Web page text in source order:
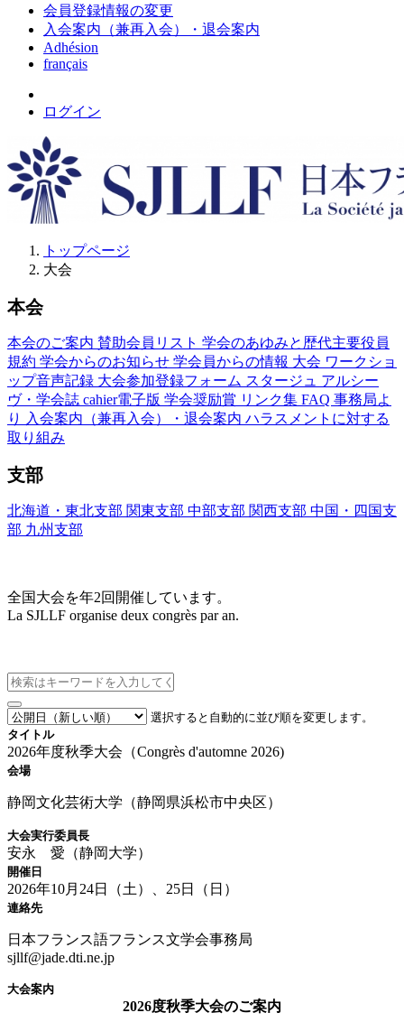
会員登録情報の変更
入会案内（兼再入会）・退会案内
Adhésion
français
ログイン
トップページ
大会
本会
本会のご案内 賛助会員リスト 学会のあゆみと歴代主要役員
規約 学会からのお知らせ 学会員からの情報 大会 ワークショ
ップ音声記録 大会参加登録フォーム スタージュ アルシー
ヴ・学会誌 cahier電子版 学会奨励賞 リンク集 FAQ 事務局よ
り
入会案内（兼再入会）・退会案内 ハラスメントに対する
取り組み
支部
北海道・東北支部 関東支部 中部支部 関西支部 中国・四国支
部 九州支部
全国大会を年2回開催しています。
La SJLLF organise deux congrès par an.
選択すると自動的に並び順を変更します。
タイトル
2026年度秋季大会（Congrès d'automne 2026)
会場
静岡文化芸術大学（静岡県浜松市中央区）
大会実行委員長
安永 愛（静岡大学）
開催日
2026年10月24日（土）、25日（日）
連絡先
日本フランス語フランス文学会事務局
sjllf@jade.dti.ne.jp
大会案内
2026度秋季大会のご案内